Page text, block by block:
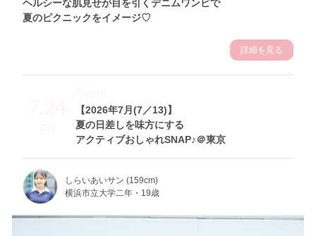
ヘルシーな肌見せが目を引くデニムワンピで
夏のピクニックをイメージ♡
詳細を見る
7.24
Fri
【2026年7月(7／13)】
夏の日差しを味方にする
アクティブおしゃれSNAP♪＠東京
Theme
しらいあいサン (159cm)
横浜市立大学二年・19歳